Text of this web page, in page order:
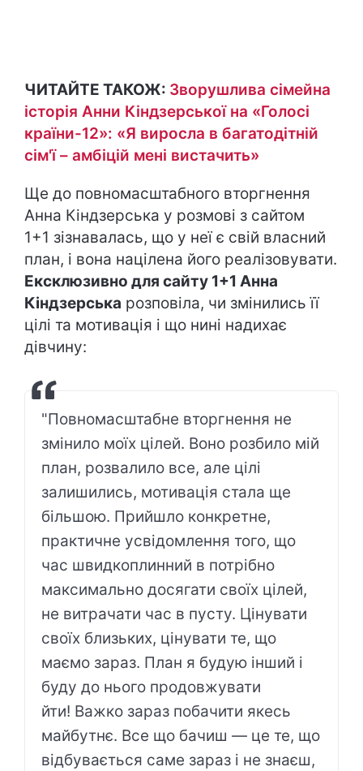
ЧИТАЙТЕ ТАКОЖ: Зворушлива сімейна
історія Анни Кіндзерської на «Голосі
країни-12»: «Я виросла в багатодітній
сім'ї – амбіцій мені вистачить»
Ще до повномасштабного вторгнення
Анна Кіндзерська у розмові з сайтом
1+1 зізнавалась, що у неї є свій власний
план, і вона націлена його реалізовувати.
Ексклюзивно для сайту 1+1 Анна
Кіндзерська розповіла, чи змінились її
цілі та мотивація і що нині надихає
дівчину:
"Повномасштабне вторгнення не
змінило моїх цілей. Воно розбило мій
план, розвалило все, але цілі
залишились, мотивація стала ще
більшою. Прийшло конкретне,
практичне усвідомлення того, що
час швидкоплинний в потрібно
максимально досягати своїх цілей,
не витрачати час в пусту. Цінувати
своїх близьких, цінувати те, що
маємо зараз. План я будую інший і
буду до нього продовжувати
йти! Важко зараз побачити якесь
майбутнє. Все що бачиш — це те, що
відбувається саме зараз і не знаєш,